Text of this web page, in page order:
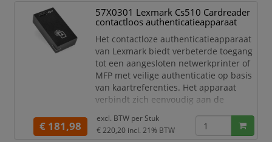
De UA430C ondersteunt UHS-I,
waardoor je leessnelheden tot
200 MB/s krijgt voor meer
efficiëntie.
Gelijktijdig lezen/schrijven van
twee kaarten: Verdubbel je
57X0301 Lexmark Cs510 Cardreader
contactloos authenticatieapparaat
Het contactloze authenticatieapparaat
van Lexmark biedt verbeterde toegang
tot een aangesloten netwerkprinter of
MFP met veilige authenticatie op basis
van kaartreferenties. Het apparaat
verbindt zich eenvoudig aan de
biedt een veiligere omgeving voor uw
gebruikers en uw organisatie.
€ 181,98
excl. BTW per Stuk
€ 220,20 incl. 21% BTW